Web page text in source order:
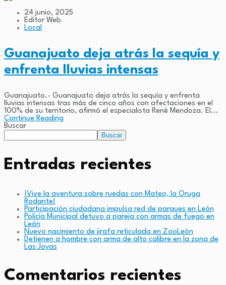
24 junio, 2025
Editor Web
Local
Guanajuato deja atrás la sequía y
enfrenta lluvias intensas
Guanajuato.- Guanajuato deja atrás la sequía y enfrenta
lluvias intensas tras más de cinco años con afectaciones en el
100% de su territorio, afirmó el especialista René Mendoza. El...
Continue Reading
Buscar
Buscar
Entradas recientes
¡Vive la aventura sobre ruedas con Mateo, la Oruga
Rodante!
Participación ciudadana impulsa red de parques en León
Policía Municipal detuvo a pareja con armas de fuego en
León
Nuevo nacimiento de jirafa reticulada en ZooLeón
Detienen a hombre con arma de alto calibre en la zona de
Las Joyas
Comentarios recientes